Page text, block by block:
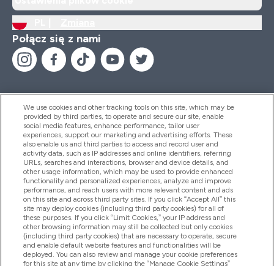
Połącz się z nami
Pomoc I Informacja
Produkty
Informacje O Firmie
Okazje W Myprotein
We use cookies and other tracking tools on this site, which may be
provided by third parties, to operate and secure our site, enable
social media features, enhance performance, tailor user
experiences, support our marketing and advertising efforts. These
also enable us and third parties to access and record user and
activity data, such as IP addresses and online identifiers, referring
URLs, searches and interactions, browser and device details, and
other usage information, which may be used to provide enhanced
functionality and personalized experiences, analyze and improve
performance, and reach users with more relevant content and ads
on this site and across third party sites. If you click “Accept All” this
site may deploy cookies (including third party cookies) for all of
these purposes. If you click “Limit Cookies,” your IP address and
other browsing information may still be collected but only cookies
(including third party cookies) that are necessary to operate, secure
and enable default website features and functionalities will be
deployed. You can also review and manage your cookie preferences
for this site at any time by clicking the “Manage Cookie Settings”